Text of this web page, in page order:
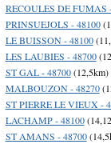
RECOULES DE FUMAS
PRINSUEJOLS - 48100
LE BUISSON - 48100
LES LAUBIES - 48700
ST GAL - 48700(12,5km)
MALBOUZON - 48270
ST PIERRE LE VIEUX -
LACHAMP - 48100
ST AMANS - 48700